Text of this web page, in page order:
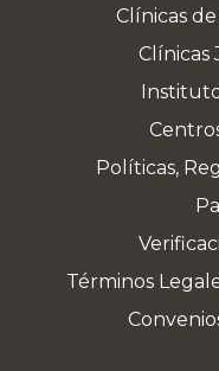
Clínicas
Clínicas
Políticas,
Términos